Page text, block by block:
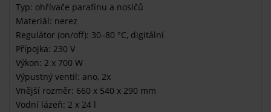
Typ: ohřívače parafínu a nosičů
Materiál: nerez
Regulátor (on/off): 30–80 °C, digitální
Přípojka: 230 V
Výkon: 2 x 700 W
Výpustný ventil: ano, 2x
Vnější rozměr: 660 x 540 x 290 mm
Vodní lázeň: 2 x 24 l